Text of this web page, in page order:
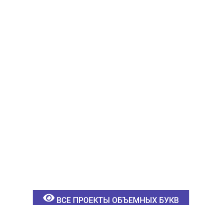
ВСЕ ПРОЕКТЫ ОБЪЕМНЫХ БУКВ